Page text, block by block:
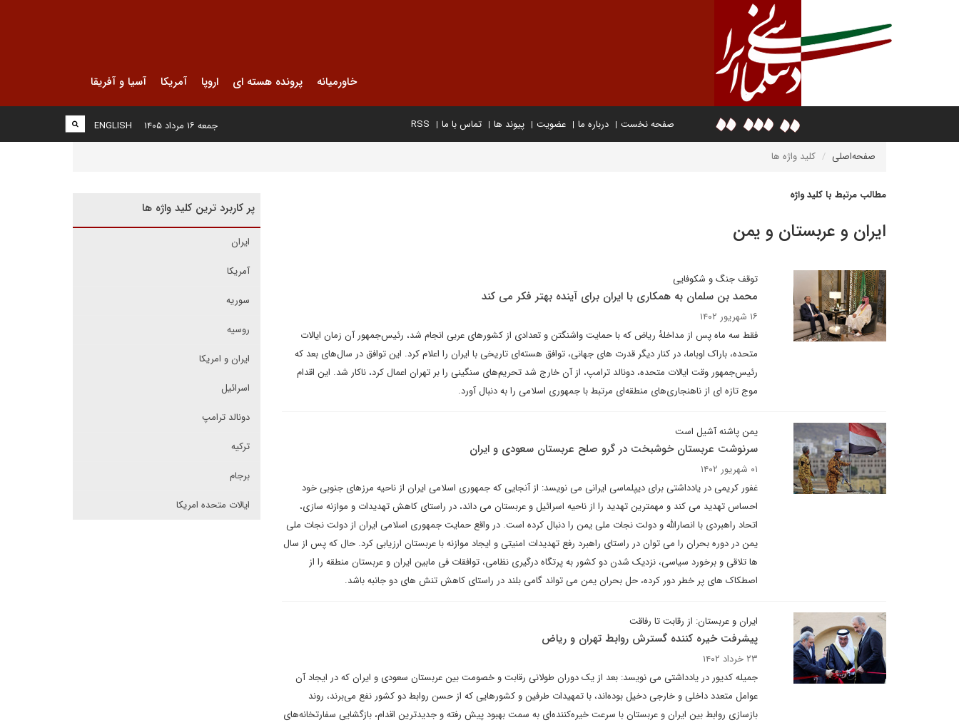
خاورمیانه پرونده هسته ای اروپا آمریکا آسیا و آفریقا
صفحه نخست درباره ما عضویت پیوند ها تماس با ما RSS
ENGLISH جمعه ۱۶ مرداد ۱۴۰۵
صفحه‌اصلی کلید واژه ها
مطالب مرتبط با کلید واژه
ایران و عربستان و یمن
توقف جنگ و شکوفایی
محمد بن سلمان به همکاری با ایران برای آینده بهتر فکر می کند
۱۶ شهریور ۱۴۰۲
فقط سه ماه پس از مداخلهٔ ریاض که با حمایت واشنگتن و تعدادی از کشورهای عربی انجام شد، رئیس‌جمهور آن زمان ایالات
متحده، باراک اوباما، در کنار دیگر قدرت های جهانی، توافق هسته‌ای تاریخی با ایران را اعلام کرد. این توافق در سال‌های بعد که
رئیس‌جمهور وقت ایالات متحده، دونالد ترامپ، از آن خارج شد تحریم‌های سنگینی را بر تهران اعمال کرد، ناکار شد. این اقدام
موج تازه ای از ناهنجاری‌های منطقه‌ای مرتبط با جمهوری اسلامی را به دنبال آورد.
یمن پاشنه آشیل است
سرنوشت عربستان خوشبخت در گرو صلح عربستان سعودی و ایران
۰۱ شهریور ۱۴۰۲
غفور کریمی در یادداشتی برای دیپلماسی ایرانی می نویسد: از آنجایی که جمهوری اسلامی ایران از ناحیه مرزهای جنوبی خود
احساس تهدید می کند و مهمترین تهدید را از ناحیه اسرائیل و عربستان می داند، در راستای کاهش تهدیدات و موازنه سازی،
اتحاد راهبردی با انصارالله و دولت نجات ملی یمن را دنبال کرده است. در واقع حمایت جمهوری اسلامی ایران از دولت نجات ملی
یمن در دوره بحران را می توان در راستای راهبرد رفع تهدیدات امنیتی و ایجاد موازنه با عربستان ارزیابی کرد. حال که پس از سال
ها تلاقی و برخورد سیاسی، نزدیک شدن دو کشور به پرتگاه درگیری نظامی، توافقات فی مابین ایران و عربستان منطقه را از
اصطکاک های پر خطر دور کرده، حل بحران یمن می تواند گامی بلند در راستای کاهش تنش های دو جانبه باشد.
ایران و عربستان: از رقابت تا رفاقت
پیشرفت خیره کننده گسترش روابط تهران و ریاض
۲۳ خرداد ۱۴۰۲
جمیله کدیور در یادداشتی می نویسد: بعد از یک دوران طولانی رقابت و خصومت بین عربستان سعودی و ایران که در ایجاد آن
عوامل متعدد داخلی و خارجی دخیل بوده‌اند، با تمهیدات طرفین و کشورهایی که از حسن روابط دو کشور نفع می‌برند، روند
بازسازی روابط بین ایران و عربستان با سرعت خیره‌کننده‌ای به سمت بهبود پیش رفته و جدیدترین اقدام، بازگشایی سفارتخانه‌های
پر کاربرد ترین کلید واژه ها
ایران
آمریکا
سوریه
روسیه
ایران و امریکا
اسرائیل
دونالد ترامپ
ترکیه
برجام
ایالات متحده امریکا